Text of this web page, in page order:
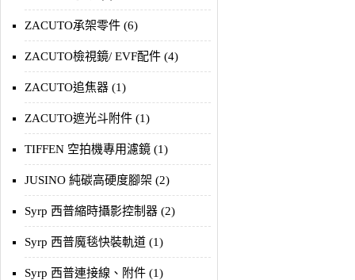
ZACUTO承架零件 (6)
ZACUTO檢視鏡/ EVF配件 (4)
ZACUTO追焦器 (1)
ZACUTO遮光斗附件 (1)
TIFFEN 空拍機專用濾鏡 (1)
JUSINO 純碳高硬度腳架 (2)
Syrp 西普縮時攝影控制器 (2)
Syrp 西普魔毯快裝軌道 (1)
Syrp 西普連接線、附件 (1)